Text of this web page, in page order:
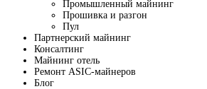
Промышленный майнинг
Прошивка и разгон
Пул
Партнерский майнинг
Консалтинг
Майнинг отель
Ремонт ASIC-майнеров
Блог